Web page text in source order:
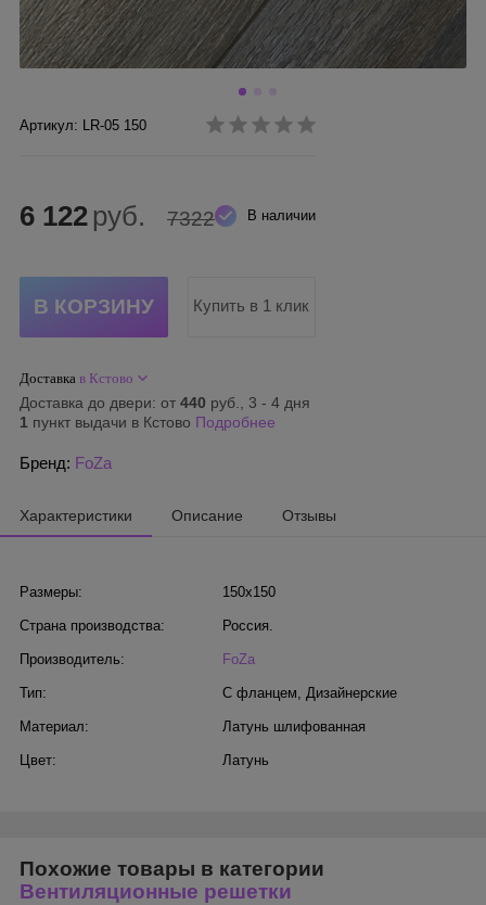
Артикул: LR-05 150
В наличии
6 122 руб. 7322
Купить в 1 клик
Доставка в Кстово
Доставка до двери: от 440 руб., 3 - 4 дня
1 пункт выдачи в Кстово Подробнее
Бренд: FoZa
Характеристики Описание Отзывы
Размеры: 150х150
Страна производства: Россия.
Производитель: FoZa
Тип: С фланцем, Дизайнерские
Материал: Латунь шлифованная
Цвет: Латунь
Похожие товары в категории
Вентиляционные решетки